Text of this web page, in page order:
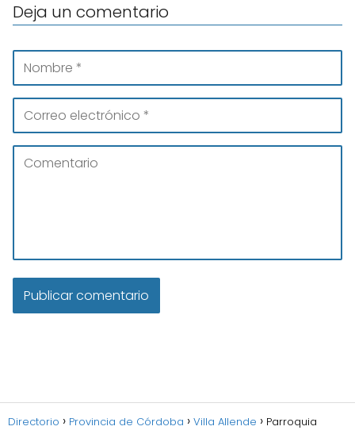
Deja un comentario
Directorio Provincia de Córdoba Villa Allende Parroquia